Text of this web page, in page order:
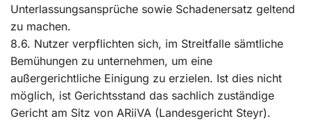
Unterlassungsansprüche sowie Schadenersatz geltend
zu machen.
8.6. Nutzer verpflichten sich, im Streitfalle sämtliche
Bemühungen zu unternehmen, um eine
außergerichtliche Einigung zu erzielen. Ist dies nicht
möglich, ist Gerichtsstand das sachlich zuständige
Gericht am Sitz von ARiiVA (Landesgericht Steyr).